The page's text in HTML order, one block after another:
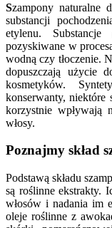
Szampony naturalne
substancji
etylenu.
pozyskiwane w
wodną czy tłoczenie.
dopuszczają użycie
kosmetyków.
konserwanty, niektóre
korzystnie wpływają
włosy.
Poznajmy skład
Podstawą składu
są roślinne ekstrakty.
włosów i nadania im
oleje roślinne z